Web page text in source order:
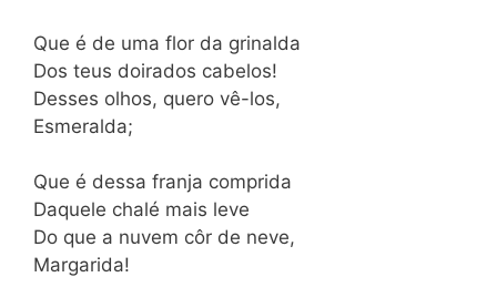
Que é de uma flor da grinalda
Dos teus doirados cabelos!
Desses olhos, quero vê-los,
Esmeralda;
Que é dessa franja comprida
Daquele chalé mais leve
Do que a nuvem côr de neve,
Margarida!